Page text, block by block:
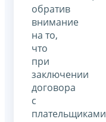
обратив
внимание
на то,
что
при
заключении
договора
с
плательщиками